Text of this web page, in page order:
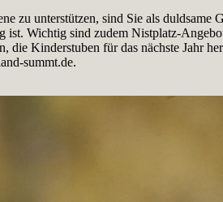
zu unterstützen, sind Sie als
ist. Wichtig sind zudem Nistplatz-
die Kinderstuben für das nächste Jahr
summt.de.